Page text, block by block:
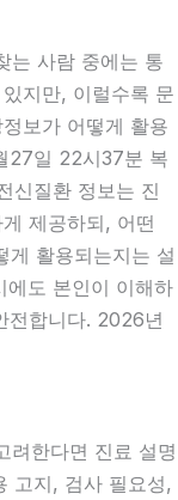
는 사람 중에는 통
지만, 이럴수록 문
보가 어떻게 활용
27일 22시37분 복
신질환 정보는 진
제공하되, 어떤
게 활용되는지는 설
에도 본인이 이해하
전합니다. 2026년
한다면 진료 설명
고지, 검사 필요성,